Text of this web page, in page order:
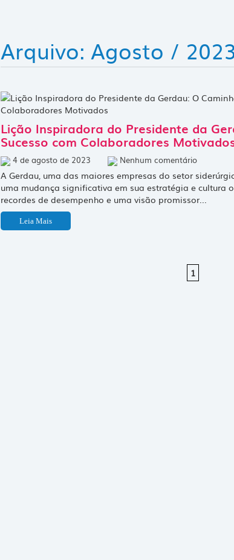
Arquivo: Agosto /
Lição Inspiradora do Presidente da
Sucesso com Colaboradores
4 de agosto de 2023 Nenhum comentário
A Gerdau, uma das maiores empresas do setor
uma mudança significativa em sua estratégia e cultura
recordes de desempenho e uma visão promissor...
Leia Mais
1